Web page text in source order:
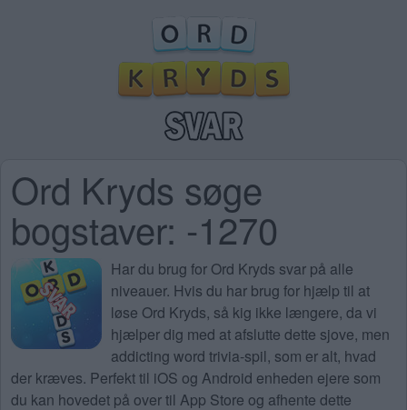
Ord Kryds søge
bogstaver: -1270
Har du brug for Ord Kryds svar på alle
niveauer. Hvis du har brug for hjælp til at
løse Ord Kryds, så kig ikke længere, da vi
hjælper dig med at afslutte dette sjove, men
addicting word trivia-spil, som er alt, hvad
der kræves. Perfekt til iOS og Android enheden ejere som
du kan hovedet på over til App Store og afhente dette